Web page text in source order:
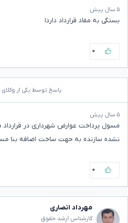
۵ سال پیش
بستگی به مفاد قرارداد داردا
۰
پاسخ توسط یکی از وکلای
۵ سال پیش
مسول پرداخت عوارض شهرداری در
نشده سازنده به حهت ساخت اضافه بنا
۰
مهرداد انصاری
کارشناس ارشد حقوق